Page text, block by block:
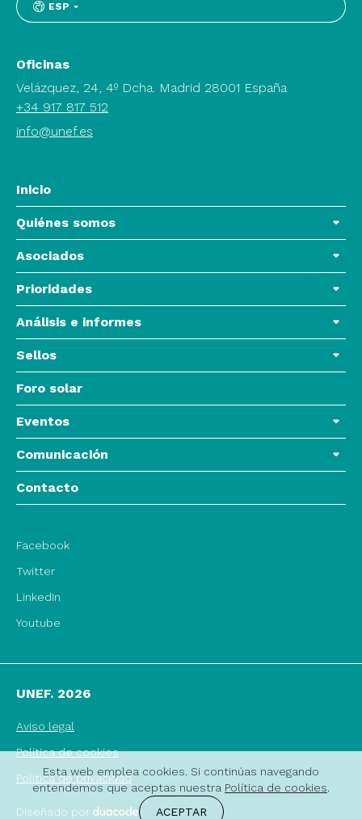
ESP
Oficinas
Velázquez, 24, 4º Dcha. Madrid 28001 España
+34 917 817 512
info@unef.es
Inicio
Quiénes somos
Asociados
Prioridades
Análisis e informes
Sellos
Foro solar
Eventos
Comunicación
Contacto
Facebook
Twitter
LinkedIn
Youtube
UNEF. 2026
Aviso legal
Política de cookies
Política de privacidad
Diseñado por
Esta web emplea cookies. Si continúas navegando
entendemos que aceptas nuestra Política de cookies.
ACEPTAR